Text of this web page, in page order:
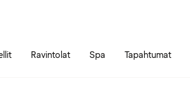
Ravintolat Spa Tapahtumat